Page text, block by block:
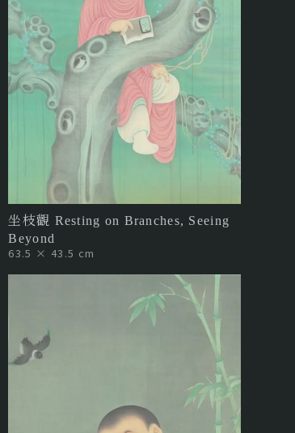
坐枝觀 Resting on Branches, Seeing
Beyond
63.5 × 43.5 cm